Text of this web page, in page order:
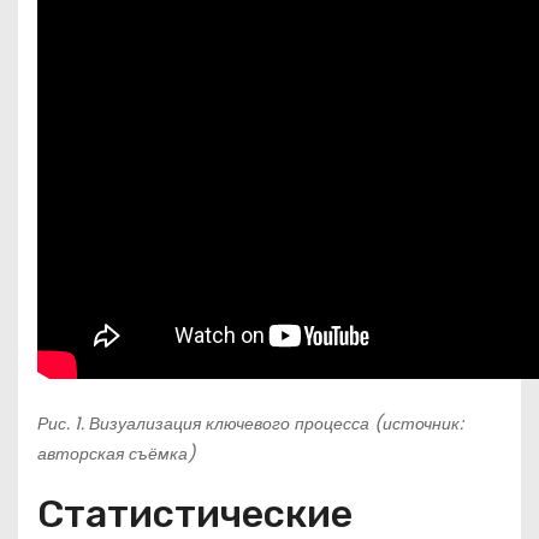
Рис. 1. Визуализация ключевого процесса (источник:
авторская съёмка)
Статистические